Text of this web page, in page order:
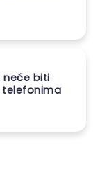
neće biti